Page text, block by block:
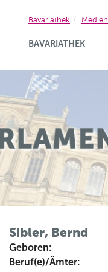
BAVARIATHEK
Bavariathek
Sibler, Bernd
Geboren:
Beruf(e)/Ämter: